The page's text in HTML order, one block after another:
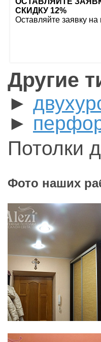
СКИДКУ 12%
Оставляйте заявку
Другие
►
►
Потолки
Фото наших